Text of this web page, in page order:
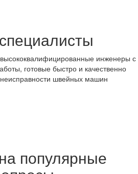
инженеры с
готовые быстро и качественно
швейных машин
популярные